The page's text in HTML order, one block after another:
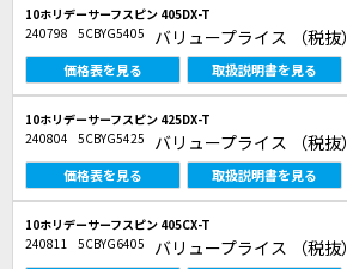
10ホリデーサーフスピン 405DX-T
240798 5CBYG5405 バリュープライス （税抜）
価格表を見る 取扱説明書を見る
10ホリデーサーフスピン 425DX-T
240804 5CBYG5425 バリュープライス （税抜）
価格表を見る 取扱説明書を見る
10ホリデーサーフスピン 405CX-T
240811 5CBYG6405 バリュープライス （税抜）